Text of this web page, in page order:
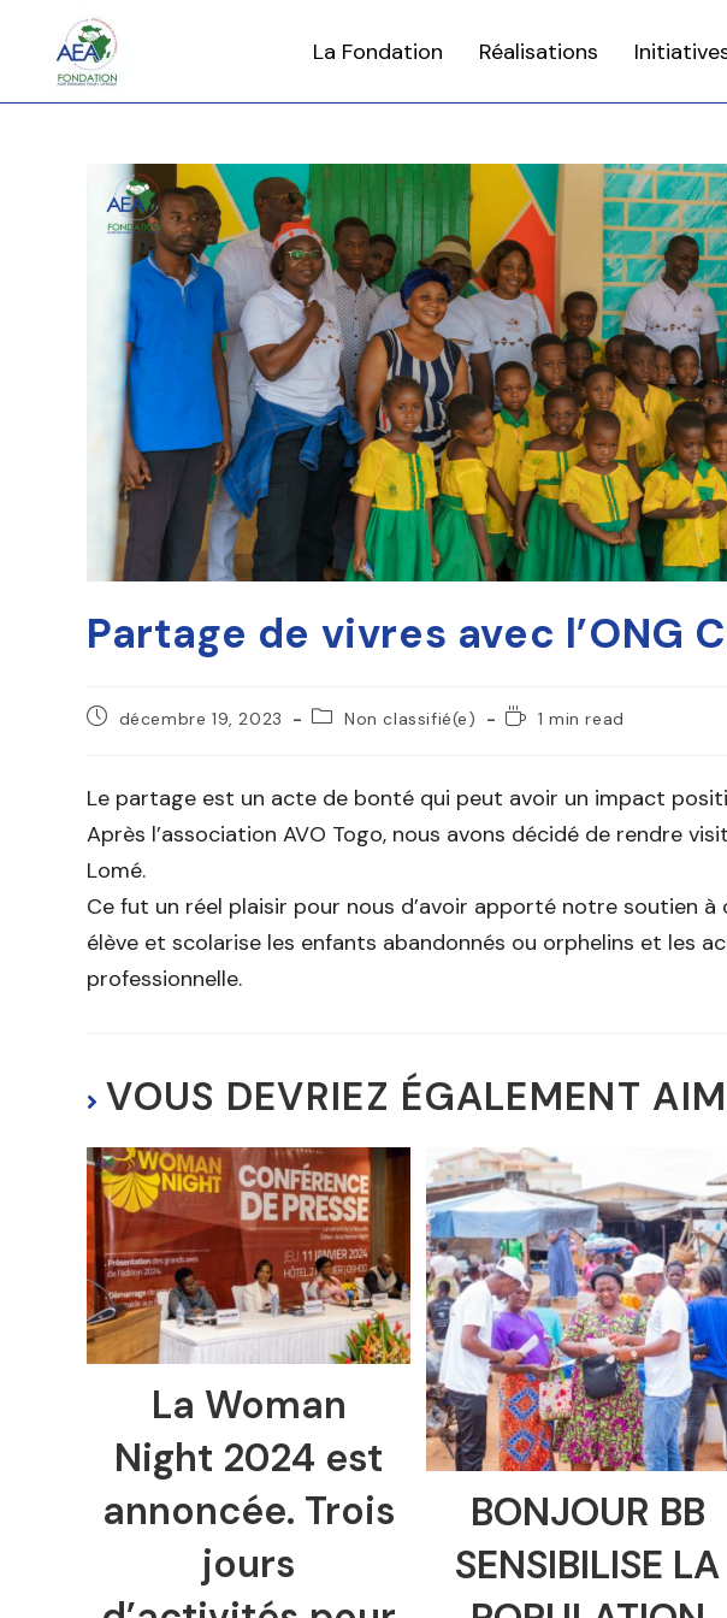
La Fondation Réalisations
Partage de vivres avec l’ONG
décembre 19, 2023 Non classifié(e) 1 min read
Le partage est un acte de bonté qui peut avoir un impact
Après l’association AVO Togo, nous avons décidé de rendre
Lomé.
Ce fut un réel plaisir pour nous d’avoir apporté notre soutien
élève et scolarise les enfants abandonnés ou orphelins et les
professionnelle.
VOUS DEVRIEZ ÉGALEMENT
La Woman
Night 2024 est
annoncée. Trois
jours
BONJOUR BB
SENSIBILISE LA